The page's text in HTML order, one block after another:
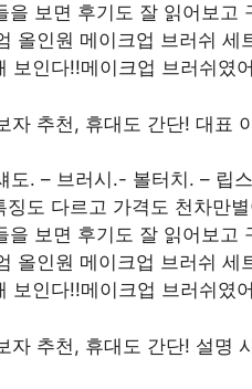
보면 후기도 잘 읽어보고
올인원 메이크업 브러쉬 세
보인다!!메이크업 브러쉬였
. – 브러시.- 볼터치. – 립
도 다르고 가격도 천차만
보면 후기도 잘 읽어보고
올인원 메이크업 브러쉬 세
보인다!!메이크업 브러쉬였